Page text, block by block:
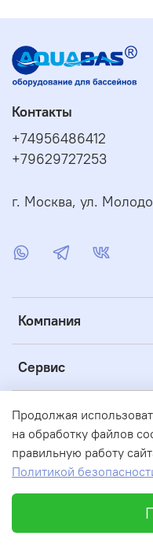
Компания
Сервис
Полезное
Контакты
+74956486412
+79629727253
г. Москва, ул.
© 2004-2026 "АКВАБАС"
Главная Поиск
Продолжая
на обработку файлов
правильную работу
Политикой